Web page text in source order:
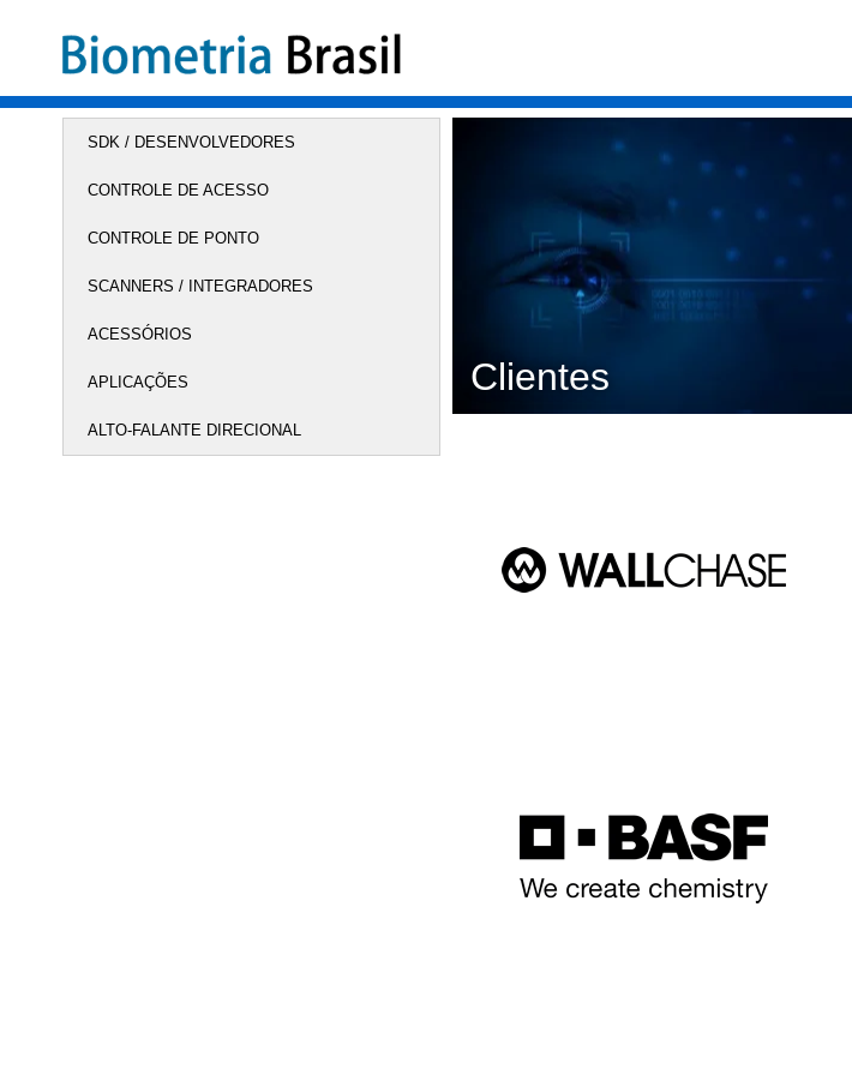
SDK / DESENVOLVEDORES
CONTROLE DE ACESSO
CONTROLE DE PONTO
SCANNERS / INTEGRADORES
ACESSÓRIOS
APLICAÇÕES
ALTO-FALANTE DIRECIONAL
Clientes